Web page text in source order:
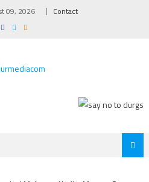
09, 2026 Contact